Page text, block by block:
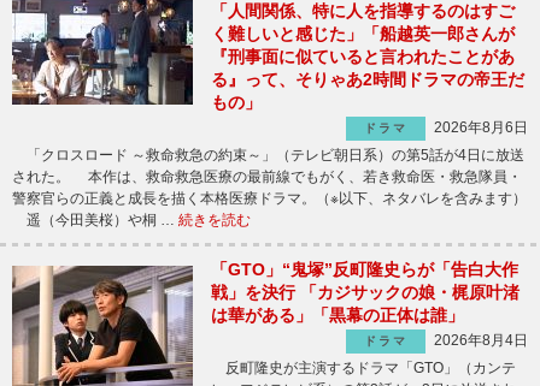
「人間関係、特に人を指導するのはすご
く難しいと感じた」「船越英一郎さんが
『刑事面に似ていると言われたことがあ
る』って、そりゃあ2時間ドラマの帝王だ
もの」
ドラマ
2026年8月6日
「クロスロード ～救命救急の約束～」（テレビ朝日系）の第5話が4日に放送
された。 本作は、救命救急医療の最前線でもがく、若き救命医・救急隊員・
警察官らの正義と成長を描く本格医療ドラマ。（※以下、ネタバレを含みます）
遥（今田美桜）や桐 … 続きを読む
「GTO」“鬼塚”反町隆史らが「告白大作
戦」を決行 「カジサックの娘・梶原叶渚
は華がある」「黒幕の正体は誰」
ドラマ
2026年8月4日
反町隆史が主演するドラマ「GTO」（カンテ